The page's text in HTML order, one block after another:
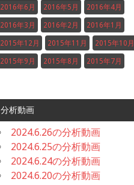
2016年6月 2016年5月 2016年4月
2016年3月 2016年2月 2016年1月
2015年12月 2015年11月 2015年10月
2015年9月 2015年8月 2015年7月
分析動画
2024.6.26の分析動画
2024.6.25の分析動画
2024.6.24の分析動画
2024.6.20の分析動画